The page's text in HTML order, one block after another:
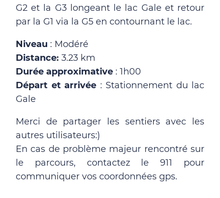
G2 et la G3 longeant le lac Gale et retour
par la G1 via la G5 en contournant le lac.
Niveau : Modéré
Distance: 3.23 km
Durée approximative : 1h00
Départ et arrivée : Stationnement du lac
Gale
Merci de partager les sentiers avec les
autres utilisateurs:)
En cas de problème majeur rencontré sur
le parcours, contactez le 911 pour
communiquer vos coordonnées gps.